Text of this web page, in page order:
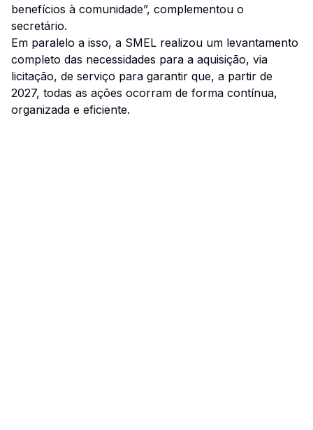
benefícios à comunidade”, complementou o
secretário.
Em paralelo a isso, a SMEL realizou um levantamento
completo das necessidades para a aquisição, via
licitação, de serviço para garantir que, a partir de
2027, todas as ações ocorram de forma contínua,
organizada e eficiente.